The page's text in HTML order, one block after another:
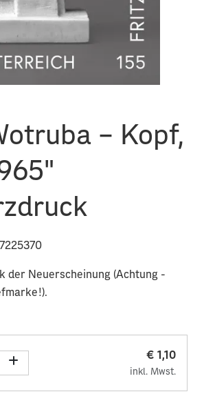
– Kopf,
der Neuerscheinung (Achtung -
€ 1,10
inkl. Mwst.